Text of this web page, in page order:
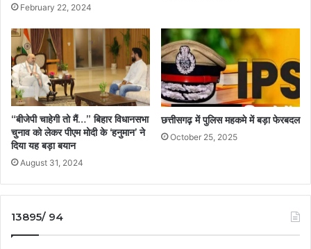
February 22, 2024
“बीजेपी चाहेगी तो मैं…” बिहार विधानसभा
चुनाव को लेकर पीएम मोदी के ‘हनुमान’ ने
दिया यह बड़ा बयान
August 31, 2024
छत्तीसगढ़ में पुलिस महकमे में बड़ा फेरबदल
October 25, 2025
13895/ 94